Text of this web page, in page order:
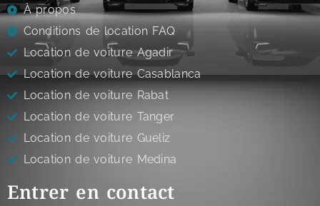
À propos
Conditions de location FAQ
Location de voiture Agadir
Location de voiture Casablanca
Location de voiture Rabat
Location de voiture Tanger
Location de voiture Gueliz
Location de voiture Medina
Entrer en contact